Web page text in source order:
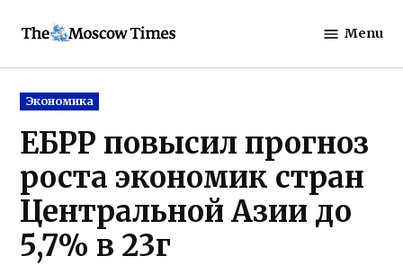
Moscow
Menu
Posted
in
Экономика
ЕБРР повысил прогноз
роста экономик стран
Центральной Азии до
5,7% в 23г